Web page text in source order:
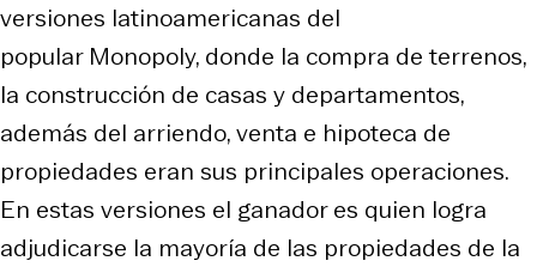
versiones latinoamericanas del
popular Monopoly, donde la compra de terrenos,
la construcción de casas y departamentos,
además del arriendo, venta e hipoteca de
propiedades eran sus principales operaciones.
En estas versiones el ganador es quien logra
adjudicarse la mayoría de las propiedades de la